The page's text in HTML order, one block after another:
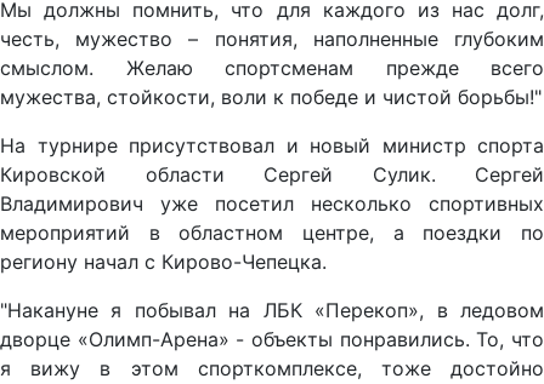
Мы должны помнить, что для каждого из нас долг,
честь, мужество – понятия, наполненные глубоким
смыслом. Желаю спортсменам прежде всего
мужества, стойкости, воли к победе и чистой борьбы!"
На турнире присутствовал и новый министр спорта
Кировской области Сергей Сулик. Сергей
Владимирович уже посетил несколько спортивных
мероприятий в областном центре, а поездки по
региону начал с Кирово-Чепецка.
"Накануне я побывал на ЛБК «Перекоп», в ледовом
дворце «Олимп-Арена» - объекты понравились. То, что
я вижу в этом спорткомплексе, тоже достойно